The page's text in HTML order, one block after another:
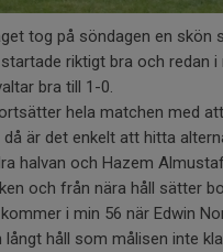
tog på söndagen en skön
riktigt bra och redan i
bra till 1-0.
hela matchen med
då är det enkelt att hitta
halvan och Hazem
och från nära håll sätter
i min 56 när Edwin
långt håll som målisen inte